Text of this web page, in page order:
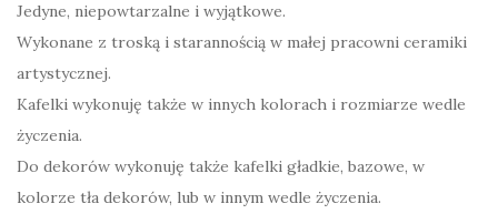
Jedyne, niepowtarzalne i wyjątkowe.
Wykonane z troską i starannością w małej pracowni ceramiki
artystycznej.
Kafelki wykonuję także w innych kolorach i rozmiarze wedle
życzenia.
Do dekorów wykonuję także kafelki gładkie, bazowe, w
kolorze tła dekorów, lub w innym wedle życzenia.